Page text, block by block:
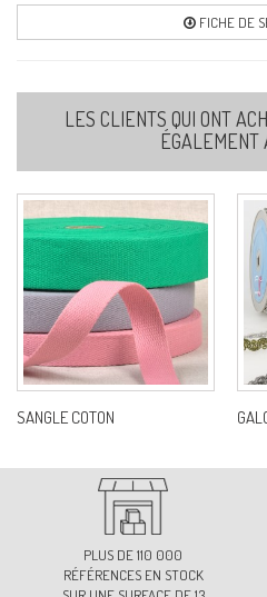
FICHE DE
LES CLIENTS QUI ONT
ÉGALEMENT
SANGLE COTON
PLUS DE 110 000
RÉFÉRENCES EN STOCK